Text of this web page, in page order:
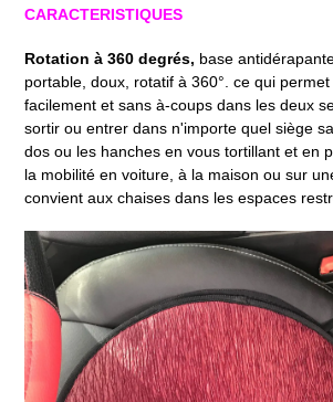
CARACTERISTIQUES
Rotation à 360 degrés, base
portable, doux, rotatif à 360°. ce qui
facilement et sans à-coups dans les deux
sortir ou entrer dans n'importe quel siège
dos ou les hanches en vous tortillant et en
la mobilité en voiture, à la maison ou sur
convient aux chaises dans les espaces